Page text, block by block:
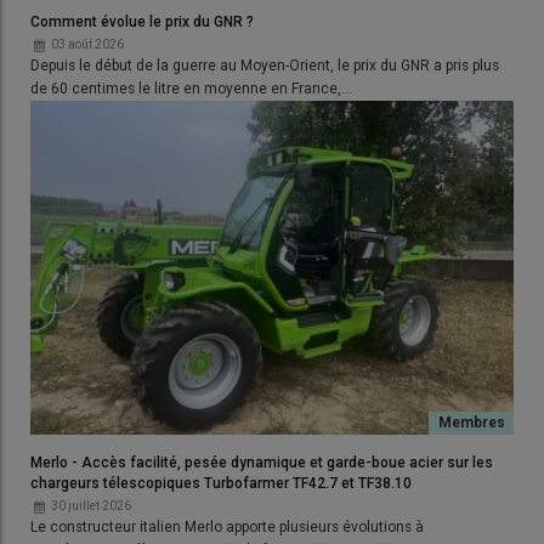
difficilement réalisables en méthode classique
retour représentent l’équivalent de 15 mètres de coupe et la
récolte bien sèche passe toute seule dans le batteur. »
Moisson décomposée : comment
choisir son pick-up à tapis ?
Un battage plus doux avec les cultures
vertes
Mais le colza est loin d’être la seule culture à trouver un intérêt
dans la moisson décomposée.
« Une majorité des cultures que
je coupe à la faucheuse andaineuse sont destinées aux
semences
», résume Joël Coureau. Essentiels à la certification,
l’homogénéité de la récolte, notamment en termes de taux de
matière sèche, et le meilleur pouvoir germinatif sont les atouts
appréciés par les firmes semencières. Lorsque la récolte est
Comment évolue le prix du GNR ?
03 août 2026
Depuis le début de la guerre au Moyen-Orient, le prix du GNR a pris plus
de 60 centimes le litre en moyenne en France,…
Merlo - Accès facilité, pesée dynamique et garde-boue acier sur les
chargeurs télescopiques Turbofarmer TF42.7 et TF38.10
30 juillet 2026
Le constructeur italien Merlo apporte plusieurs évolutions à